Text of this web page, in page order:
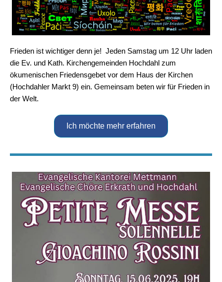
Frieden ist wichtiger denn je! ️ Jeden Samstag um 12 Uhr laden
die Ev. und Kath. Kirchengemeinden Hochdahl zum
ökumenischen Friedensgebet vor dem Haus der Kirchen
(Hochdahler Markt 9) ein. Gemeinsam beten wir für Frieden in
der Welt.
Ich möchte mehr erfahren